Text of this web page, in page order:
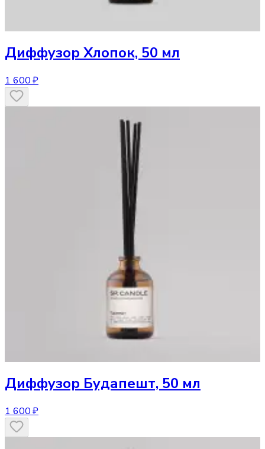
Диффузор Хлопок, 50 мл
1 600 ₽
Диффузор Будапешт, 50 мл
1 600 ₽